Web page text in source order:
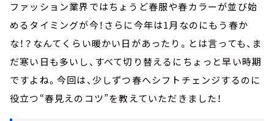
ファッション業界ではちょうど春服や春カラーが並び始
めるタイミングが今！さらに今年は1月なのにもう春か
な！？なんてくらい暖かい日があったり。とは言っても、ま
だ寒い日も多いし、すべて切り替えるにちょっと早い時期
ですよね。今回は、少しずつ春へシフトチェンジするのに
役立つ“春見えのコツ”を教えていただきました！